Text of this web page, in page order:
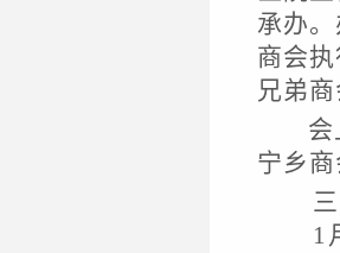
承办
商会
兄弟
宁乡
三
1